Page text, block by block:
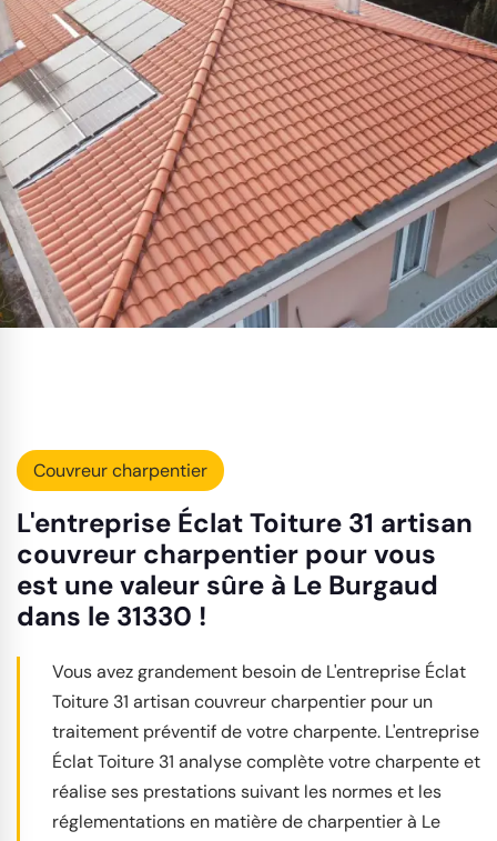
Couvreur charpentier
L'entreprise Éclat Toiture 31 artisan
couvreur charpentier pour vous
est une valeur sûre à Le Burgaud
dans le 31330 !
Vous avez grandement besoin de L'entreprise Éclat
Toiture 31 artisan couvreur charpentier pour un
traitement préventif de votre charpente. L'entreprise
Éclat Toiture 31 analyse complète votre charpente et
réalise ses prestations suivant les normes et les
réglementations en matière de charpentier à Le